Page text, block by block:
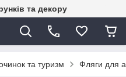
та декору
та туризм Фляги для